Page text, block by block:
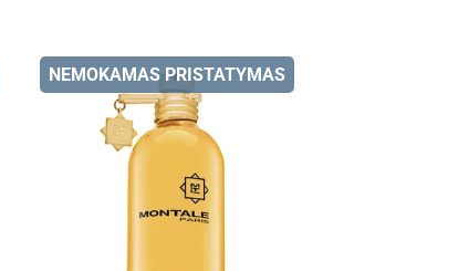
NEMOKAMAS PRISTATYMAS